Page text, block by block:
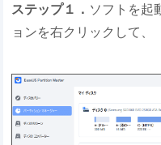
ステップ１． ソフトを起
ョンを右クリックして、